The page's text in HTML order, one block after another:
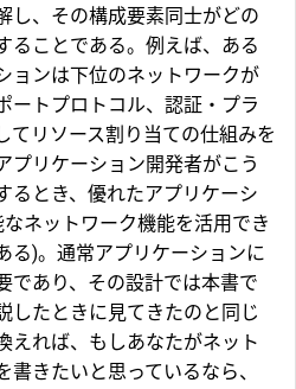
し、その構成要素同士がどの
ることである。例えば、ある
ョンは下位のネットワークが
ートプロトコル、認証・プラ
てリソース割り当ての仕組みを
プリケーション開発者がこう
るとき、優れたアプリケーシ
ネットワーク機能を活用でき
る)。通常アプリケーションに
であり、その設計では本書で
したときに見てきたのと同じ
えれば、もしあなたがネット
きたいと思っているなら、